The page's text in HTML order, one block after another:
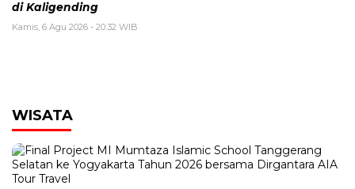
di Kaligending
Kamis, 6 Agu 2026 - 20:32 WIB
WISATA